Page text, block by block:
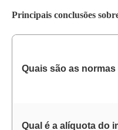
Principais conclusões
Quais são as
Qual é a alíquota do